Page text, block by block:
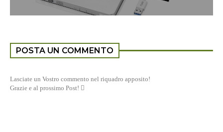
POSTA UN COMMENTO
Lasciate un Vostro commento nel riquadro apposito!
Grazie e al prossimo Post! 